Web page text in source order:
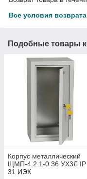
Все условия возврата
Подобные товары
Корпус металлический
ЩМП-4.2.1-0 36 УХ3Л IP
31 ИЭК